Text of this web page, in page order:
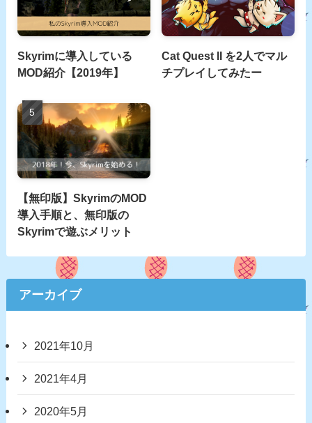
Skyrimに導入している
MOD紹介【2019年】
Cat Quest II を2人でマル
チプレイしてみたー
【無印版】SkyrimのMOD
導入手順と、無印版の
Skyrimで遊ぶメリット
アーカイブ
2021年10月
2021年4月
2020年5月